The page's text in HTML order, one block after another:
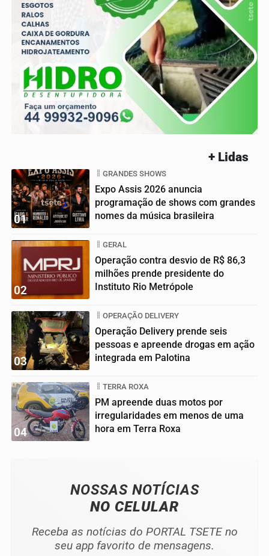
+ Lidas
01
GRANDES SHOWS
Expo Assis 2026 anuncia
programação de shows com grandes
nomes da música brasileira
02
GERAL
Operação contra desvio de R$ 86,3
milhões prende presidente do
Instituto Rio Metrópole
03
OPERAÇÃO DELIVERY
Operação Delivery prende seis
pessoas e apreende drogas em ação
integrada em Palotina
04
TERRA ROXA
PM apreende duas motos por
irregularidades em menos de uma
hora em Terra Roxa
NOSSAS NOTÍCIAS
NO CELULAR
Receba as notícias do PORTAL TSETE no
seu app favorito de mensagens.